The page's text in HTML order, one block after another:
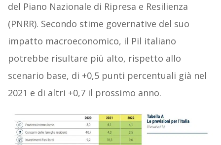
del Piano Nazionale di Ripresa e Resilienza
(PNRR). Secondo stime governative del suo
impatto macroeconomico, il Pil italiano
potrebbe risultare più alto, rispetto allo
scenario base, di +0,5 punti percentuali già nel
2021 e di altri +0,7 il prossimo anno.